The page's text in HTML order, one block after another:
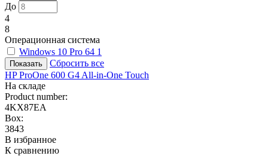
До
4
8
Операционная система
Windows 10 Pro 64 1
Сбросить все
HP ProOne 600 G4 All-in-One Touch
На складе
Product number:
4KX87EA
Box:
3843
В избранное
К сравнению